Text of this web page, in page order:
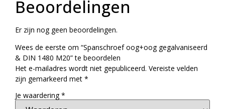
Beoordelingen
Er zijn nog geen beoordelingen.
Wees de eerste om “Spanschroef oog+oog gegalvaniseerd
& DIN 1480 M20” te beoordelen
Het e-mailadres wordt niet gepubliceerd. Vereiste velden
zijn gemarkeerd met *
Je waardering*